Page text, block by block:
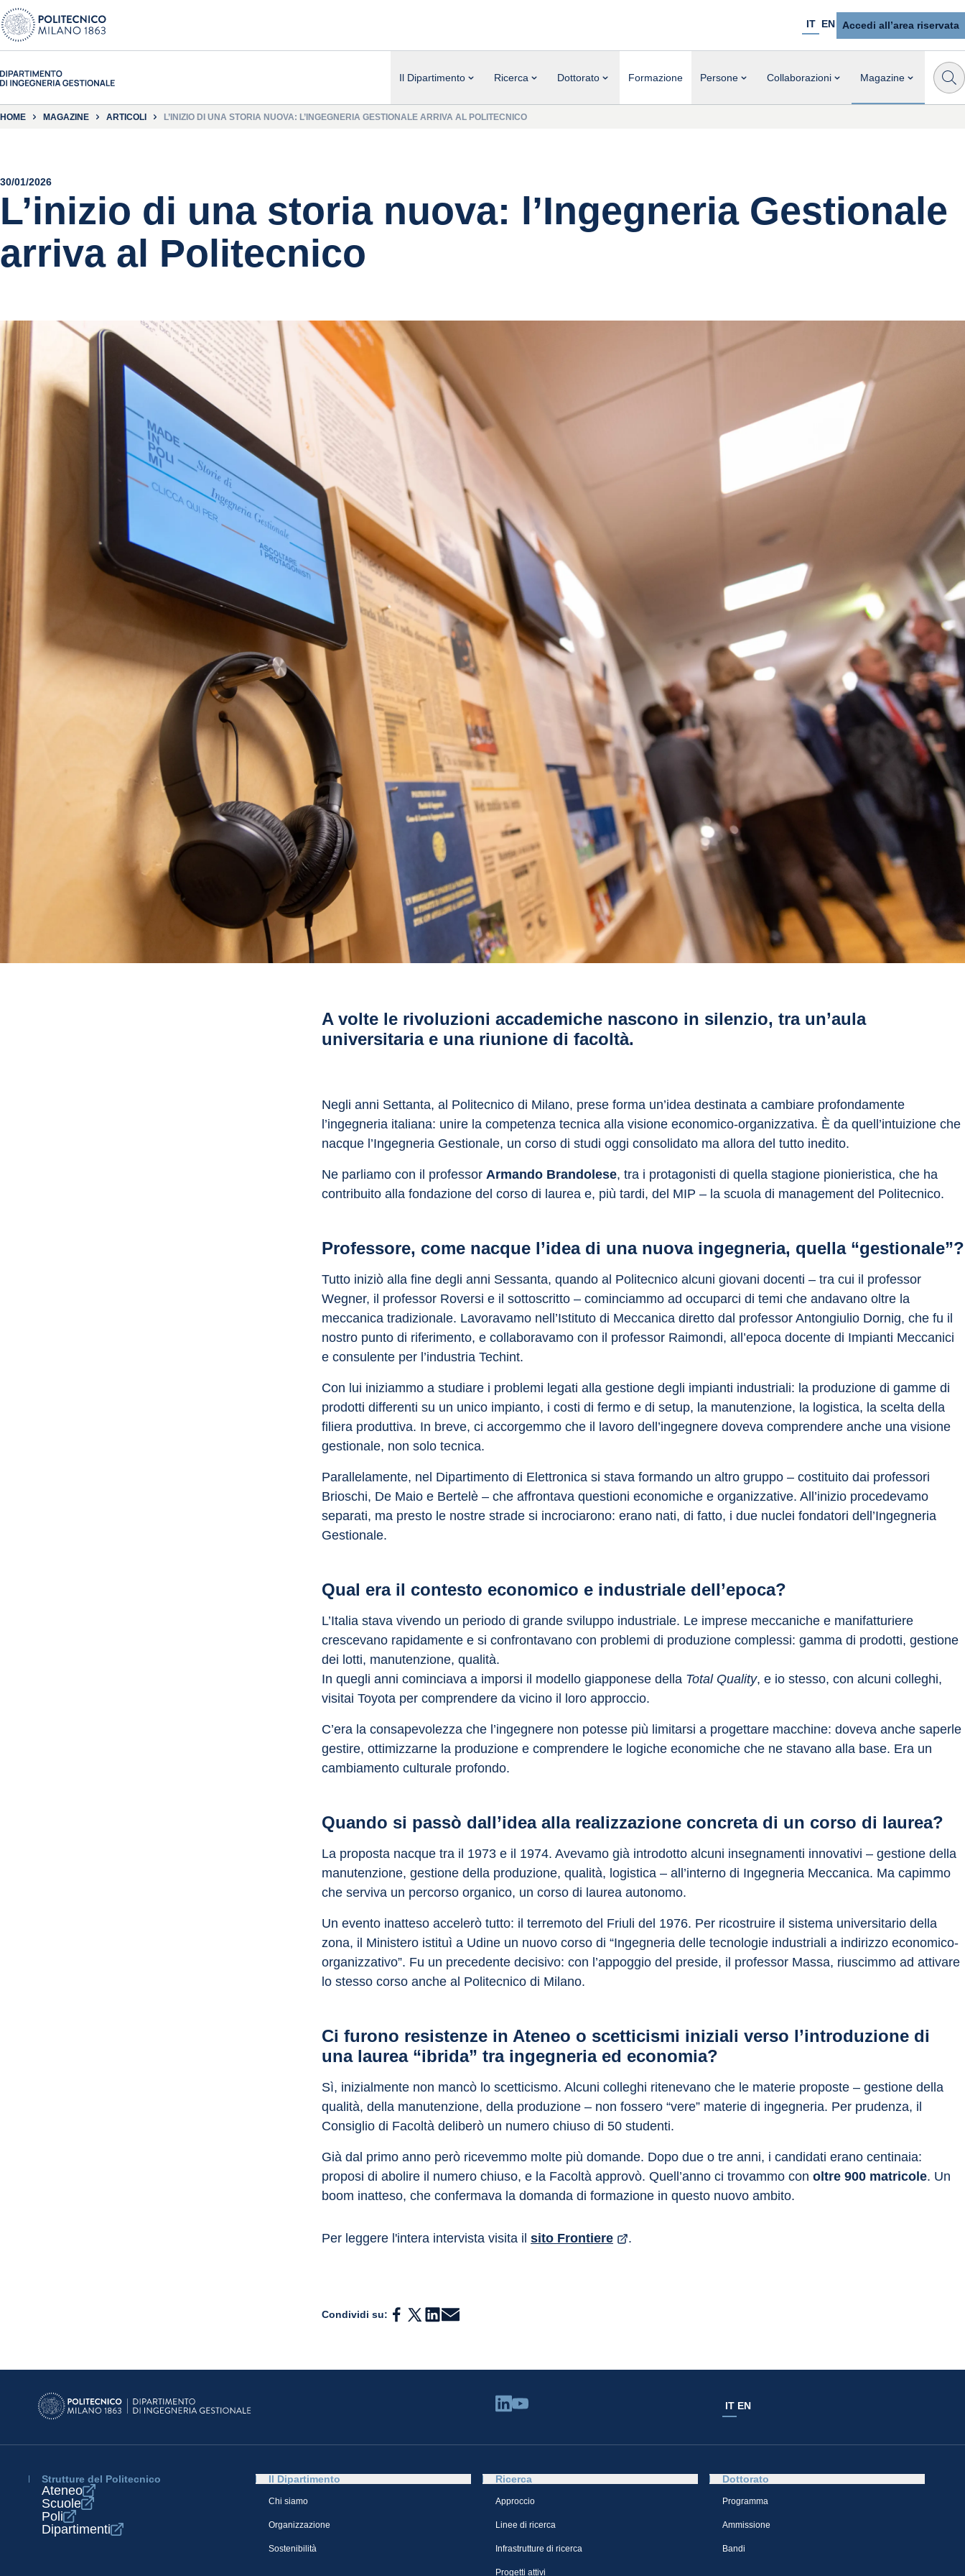
IT EN Accedi all’area riservata
Il Dipartimento Ricerca Dottorato Formazione Persone Collaborazioni Magazine
HOME MAGAZINE ARTICOLI L’INIZIO DI UNA STORIA NUOVA: L’INGEGNERIA GESTIONALE ARRIVA AL POLITECNICO
30/01/2026
L’inizio di una storia nuova: l’Ingegneria Gestionale
arriva al Politecnico
A volte le rivoluzioni accademiche nascono in silenzio, tra un’aula
universitaria e una riunione di facoltà.
Negli anni Settanta, al Politecnico di Milano, prese forma un’idea destinata a cambiare profondamente
l’ingegneria italiana: unire la competenza tecnica alla visione economico-organizzativa. È da quell’intuizione che
nacque l’Ingegneria Gestionale, un corso di studi oggi consolidato ma allora del tutto inedito.
Ne parliamo con il professor Armando Brandolese, tra i protagonisti di quella stagione pionieristica, che ha
contribuito alla fondazione del corso di laurea e, più tardi, del MIP – la scuola di management del Politecnico.
Professore, come nacque l’idea di una nuova ingegneria, quella “gestionale”?
Tutto iniziò alla fine degli anni Sessanta, quando al Politecnico alcuni giovani docenti – tra cui il professor
Wegner, il professor Roversi e il sottoscritto – cominciammo ad occuparci di temi che andavano oltre la
meccanica tradizionale. Lavoravamo nell’Istituto di Meccanica diretto dal professor Antongiulio Dornig, che fu il
nostro punto di riferimento, e collaboravamo con il professor Raimondi, all’epoca docente di Impianti Meccanici
e consulente per l’industria Techint.
Con lui iniziammo a studiare i problemi legati alla gestione degli impianti industriali: la produzione di gamme di
prodotti differenti su un unico impianto, i costi di fermo e di setup, la manutenzione, la logistica, la scelta della
filiera produttiva. In breve, ci accorgemmo che il lavoro dell’ingegnere doveva comprendere anche una visione
gestionale, non solo tecnica.
Parallelamente, nel Dipartimento di Elettronica si stava formando un altro gruppo – costituito dai professori
Brioschi, De Maio e Bertelè – che affrontava questioni economiche e organizzative. All’inizio procedevamo
separati, ma presto le nostre strade si incrociarono: erano nati, di fatto, i due nuclei fondatori dell’Ingegneria
Gestionale.
Qual era il contesto economico e industriale dell’epoca?
L’Italia stava vivendo un periodo di grande sviluppo industriale. Le imprese meccaniche e manifatturiere
crescevano rapidamente e si confrontavano con problemi di produzione complessi: gamma di prodotti, gestione
dei lotti, manutenzione, qualità.
In quegli anni cominciava a imporsi il modello giapponese della Total Quality, e io stesso, con alcuni colleghi,
visitai Toyota per comprendere da vicino il loro approccio.
C’era la consapevolezza che l’ingegnere non potesse più limitarsi a progettare macchine: doveva anche saperle
gestire, ottimizzarne la produzione e comprendere le logiche economiche che ne stavano alla base. Era un
cambiamento culturale profondo.
Quando si passò dall’idea alla realizzazione concreta di un corso di laurea?
La proposta nacque tra il 1973 e il 1974. Avevamo già introdotto alcuni insegnamenti innovativi – gestione della
manutenzione, gestione della produzione, qualità, logistica – all’interno di Ingegneria Meccanica. Ma capimmo
che serviva un percorso organico, un corso di laurea autonomo.
Un evento inatteso accelerò tutto: il terremoto del Friuli del 1976. Per ricostruire il sistema universitario della
zona, il Ministero istituì a Udine un nuovo corso di “Ingegneria delle tecnologie industriali a indirizzo economico-
organizzativo”. Fu un precedente decisivo: con l’appoggio del preside, il professor Massa, riuscimmo ad attivare
lo stesso corso anche al Politecnico di Milano.
Ci furono resistenze in Ateneo o scetticismi iniziali verso l’introduzione di
una laurea “ibrida” tra ingegneria ed economia?
Sì, inizialmente non mancò lo scetticismo. Alcuni colleghi ritenevano che le materie proposte – gestione della
qualità, della manutenzione, della produzione – non fossero “vere” materie di ingegneria. Per prudenza, il
Consiglio di Facoltà deliberò un numero chiuso di 50 studenti.
Già dal primo anno però ricevemmo molte più domande. Dopo due o tre anni, i candidati erano centinaia:
proposi di abolire il numero chiuso, e la Facoltà approvò. Quell’anno ci trovammo con oltre 900 matricole. Un
boom inatteso, che confermava la domanda di formazione in questo nuovo ambito.
Per leggere l'intera intervista visita il sito Frontiere .
Condividi su:
IT EN
Strutture del Politecnico
Ateneo
Scuole
Poli
Dipartimenti
Il Dipartimento
Chi siamo
Organizzazione
Sostenibilità
Ricerca
Approccio
Linee di ricerca
Infrastrutture di ricerca
Progetti attivi
Dottorato
Programma
Ammissione
Bandi